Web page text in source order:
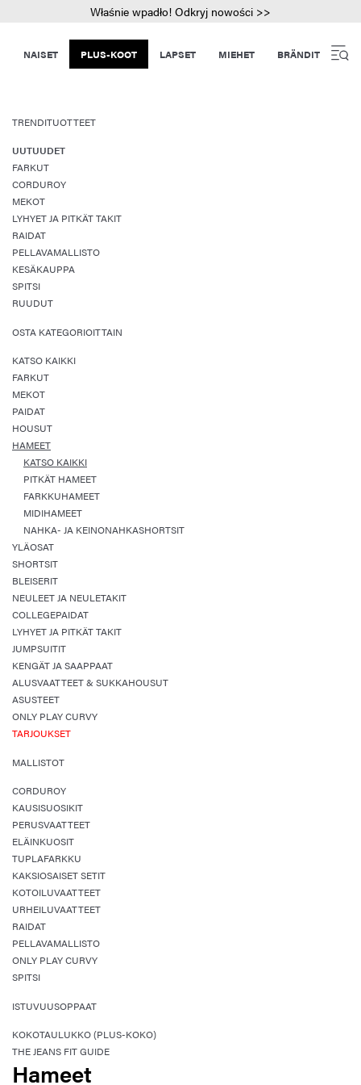
Właśnie wpadło! Odkryj nowości >>
NAISET PLUS-KOOT LAPSET MIEHET BRÄNDIT
TRENDITUOTTEET
UUTUUDET
FARKUT
CORDUROY
MEKOT
LYHYET JA PITKÄT TAKIT
RAIDAT
PELLAVAMALLISTO
KESÄKAUPPA
SPITSI
RUUDUT
OSTA KATEGORIOITTAIN
KATSO KAIKKI
FARKUT
MEKOT
PAIDAT
HOUSUT
HAMEET
KATSO KAIKKI
PITKÄT HAMEET
FARKKUHAMEET
MIDIHAMEET
NAHKA- JA KEINONAHKASHORTSIT
YLÄOSAT
SHORTSIT
BLEISERIT
NEULEET JA NEULETAKIT
COLLEGEPAIDAT
LYHYET JA PITKÄT TAKIT
JUMPSUITIT
KENGÄT JA SAAPPAAT
ALUSVAATTEET & SUKKAHOUSUT
ASUSTEET
ONLY PLAY CURVY
TARJOUKSET
MALLISTOT
CORDUROY
KAUSISUOSIKIT
PERUSVAATTEET
ELÄINKUOSIT
TUPLAFARKKU
KAKSIOSAISET SETIT
KOTOILUVAATTEET
URHEILUVAATTEET
RAIDAT
PELLAVAMALLISTO
ONLY PLAY CURVY
SPITSI
ISTUVUUSOPPAAT
KOKOTAULUKKO (PLUS-KOKO)
THE JEANS FIT GUIDE
Hameet